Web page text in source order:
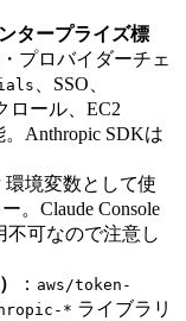
タープライズ標
プロバイダーチェ
、SSO、
ロール、EC2
Anthropic SDKは
環境変数として使
。Claude Console
不可なので注意し
： aws/token-
* ライブラリ